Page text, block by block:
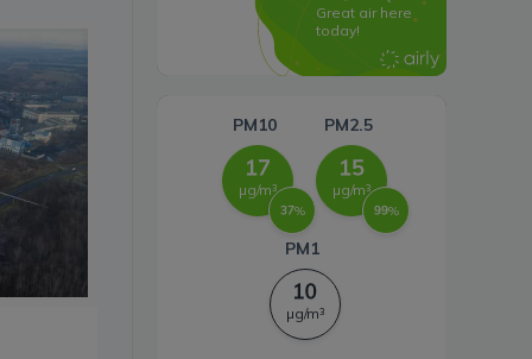
Systemy magazynowania